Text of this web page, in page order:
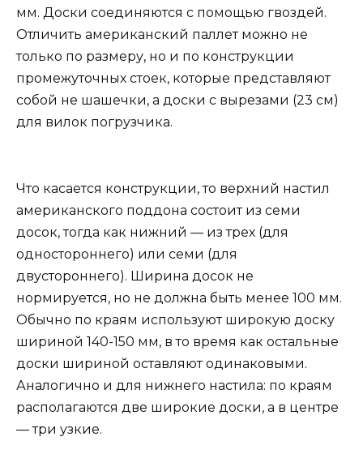
мм. Доски соединяются с помощью гвоздей.
Отличить американский паллет можно не
только по размеру, но и по конструкции
промежуточных стоек, которые представляют
собой не шашечки, а доски с вырезами (23 см)
для вилок погрузчика.
Что касается конструкции, то верхний настил
американского поддона состоит из семи
досок, тогда как нижний — из трех (для
одностороннего) или семи (для
двустороннего). Ширина досок не
нормируется, но не должна быть менее 100 мм.
Обычно по краям используют широкую доску
шириной 140-150 мм, в то время как остальные
доски шириной оставляют одинаковыми.
Аналогично и для нижнего настила: по краям
располагаются две широкие доски, а в центре
— три узкие.